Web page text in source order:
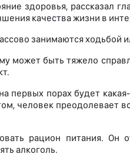
здоровья, рассказал
качества жизни в
занимаются ходьбой
может быть тяжело
первых порах будет
человек преодолевает
рацион питания.
алкоголь.